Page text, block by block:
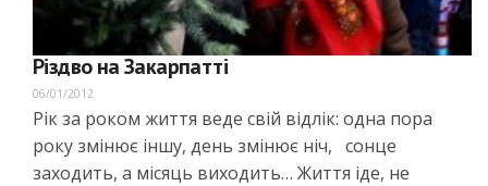
Різдво на Закарпатті
06/01/2012
Рік за роком життя веде свій відлік: одна пора
року змінює іншу, день змінює ніч, сонце
заходить, а місяць виходить… Життя іде, не